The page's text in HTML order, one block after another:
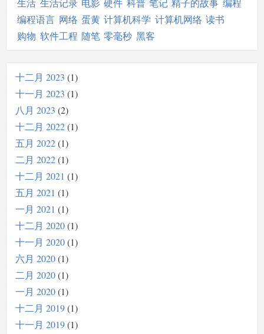
编程语言 网络 蛋黄 计算机科学 计算机网络 读书
购物 软件工程 随笔 零毫秒 黑客
十二月 2023 1
十一月 2023 1
八月 2023 2
十二月 2022 1
五月 2022 1
二月 2022 1
十二月 2021
1
五月 2021
1
一月 2021
1
十二月 2020 1
十一月 2020 1
六月 2020 1
二月 2020 1
一月 2020 1
十二月 2019 1
十一月 2019 1